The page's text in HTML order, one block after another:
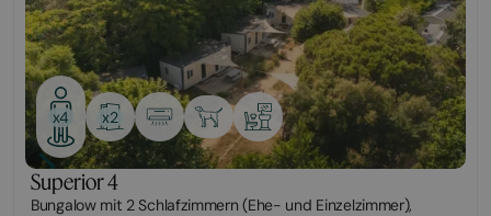
x4 x2
Superior 4
Bungalow mit 2 Schlafzimmern (Ehe- und Einzelzimmer),